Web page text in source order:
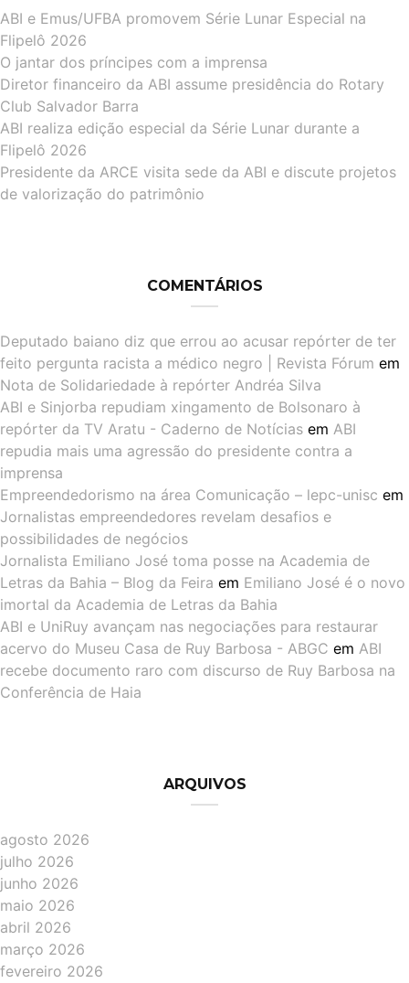
ABI e Emus/UFBA promovem Série Lunar Especial na
Flipelô 2026
O jantar dos príncipes com a imprensa
Diretor financeiro da ABI assume presidência do Rotary
Club Salvador Barra
ABI realiza edição especial da Série Lunar durante a
Flipelô 2026
Presidente da ARCE visita sede da ABI e discute projetos
de valorização do patrimônio
COMENTÁRIOS
Deputado baiano diz que errou ao acusar repórter de ter
feito pergunta racista a médico negro | Revista Fórum em
Nota de Solidariedade à repórter Andréa Silva
ABI e Sinjorba repudiam xingamento de Bolsonaro à
repórter da TV Aratu - Caderno de Notícias em ABI
repudia mais uma agressão do presidente contra a
imprensa
Empreendedorismo na área Comunicação – lepc-unisc em
Jornalistas empreendedores revelam desafios e
possibilidades de negócios
Jornalista Emiliano José toma posse na Academia de
Letras da Bahia – Blog da Feira em Emiliano José é o novo
imortal da Academia de Letras da Bahia
ABI e UniRuy avançam nas negociações para restaurar
acervo do Museu Casa de Ruy Barbosa - ABGC em ABI
recebe documento raro com discurso de Ruy Barbosa na
Conferência de Haia
ARQUIVOS
agosto 2026
julho 2026
junho 2026
maio 2026
abril 2026
março 2026
fevereiro 2026